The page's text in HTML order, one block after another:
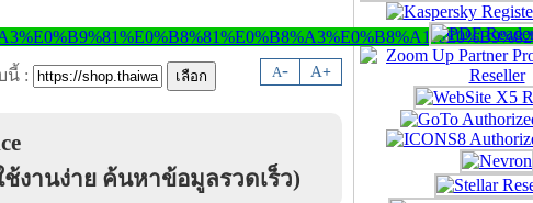
A- A+
นี้ :
งานง่าย ค้นหาข้อมูลรวดเร็ว)